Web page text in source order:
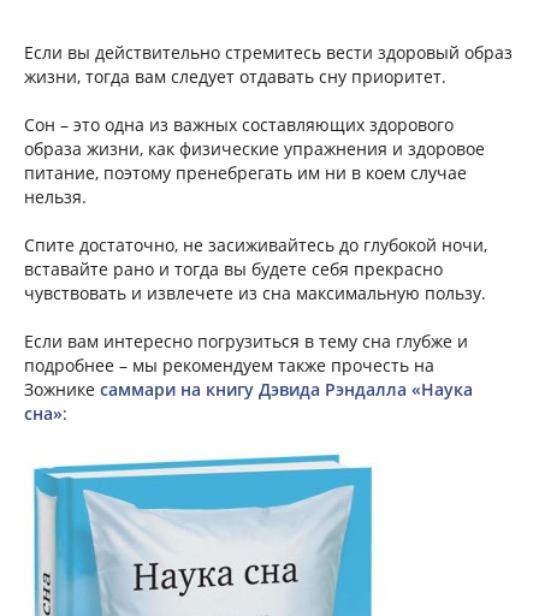
Если вы действительно стремитесь вести здоровый образ
жизни, тогда вам следует отдавать сну приоритет.
Сон – это одна из важных составляющих здорового
образа жизни, как физические упражнения и здоровое
питание, поэтому пренебрегать им ни в коем случае
нельзя.
Спите достаточно, не засиживайтесь до глубокой ночи,
вставайте рано и тогда вы будете себя прекрасно
чувствовать и извлечете из сна максимальную пользу.
Если вам интересно погрузиться в тему сна глубже и
подробнее – мы рекомендуем также прочесть на
Зожнике саммари на книгу Дэвида Рэндалла «Наука
сна»: